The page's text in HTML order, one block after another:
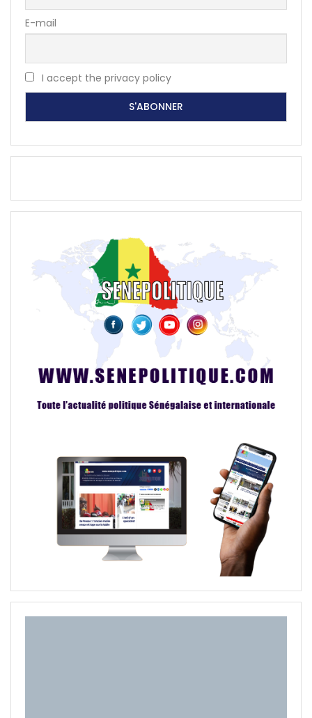
E-mail
I accept the privacy policy